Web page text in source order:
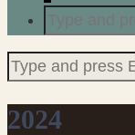
for:
Search
for:
2024